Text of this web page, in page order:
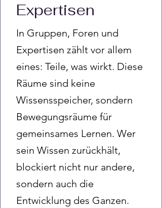
Expertisen
In Gruppen, Foren und
Expertisen zählt vor allem
eines: Teile, was wirkt. Diese
Räume sind keine
Wissensspeicher, sondern
Bewegungsräume für
gemeinsames Lernen. Wer
sein Wissen zurückhält,
blockiert nicht nur andere,
sondern auch die
Entwicklung des Ganzen.